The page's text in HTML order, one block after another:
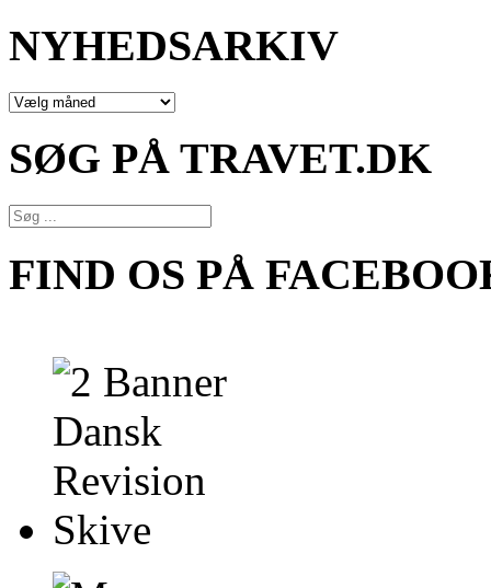
NYHEDSARKIV
NYHEDSARKIV
SØG PÅ TRAVET.DK
FIND OS PÅ